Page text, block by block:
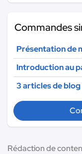
Commandes
Présentation de
Introduction au
3 articles de
Rédaction de